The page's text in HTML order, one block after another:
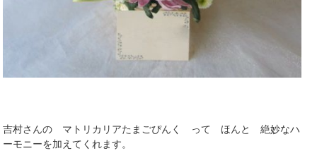
吉村さんの マトリカリアたまごぴんく って ほんと 絶妙なハ
ーモニーを加えてくれます。